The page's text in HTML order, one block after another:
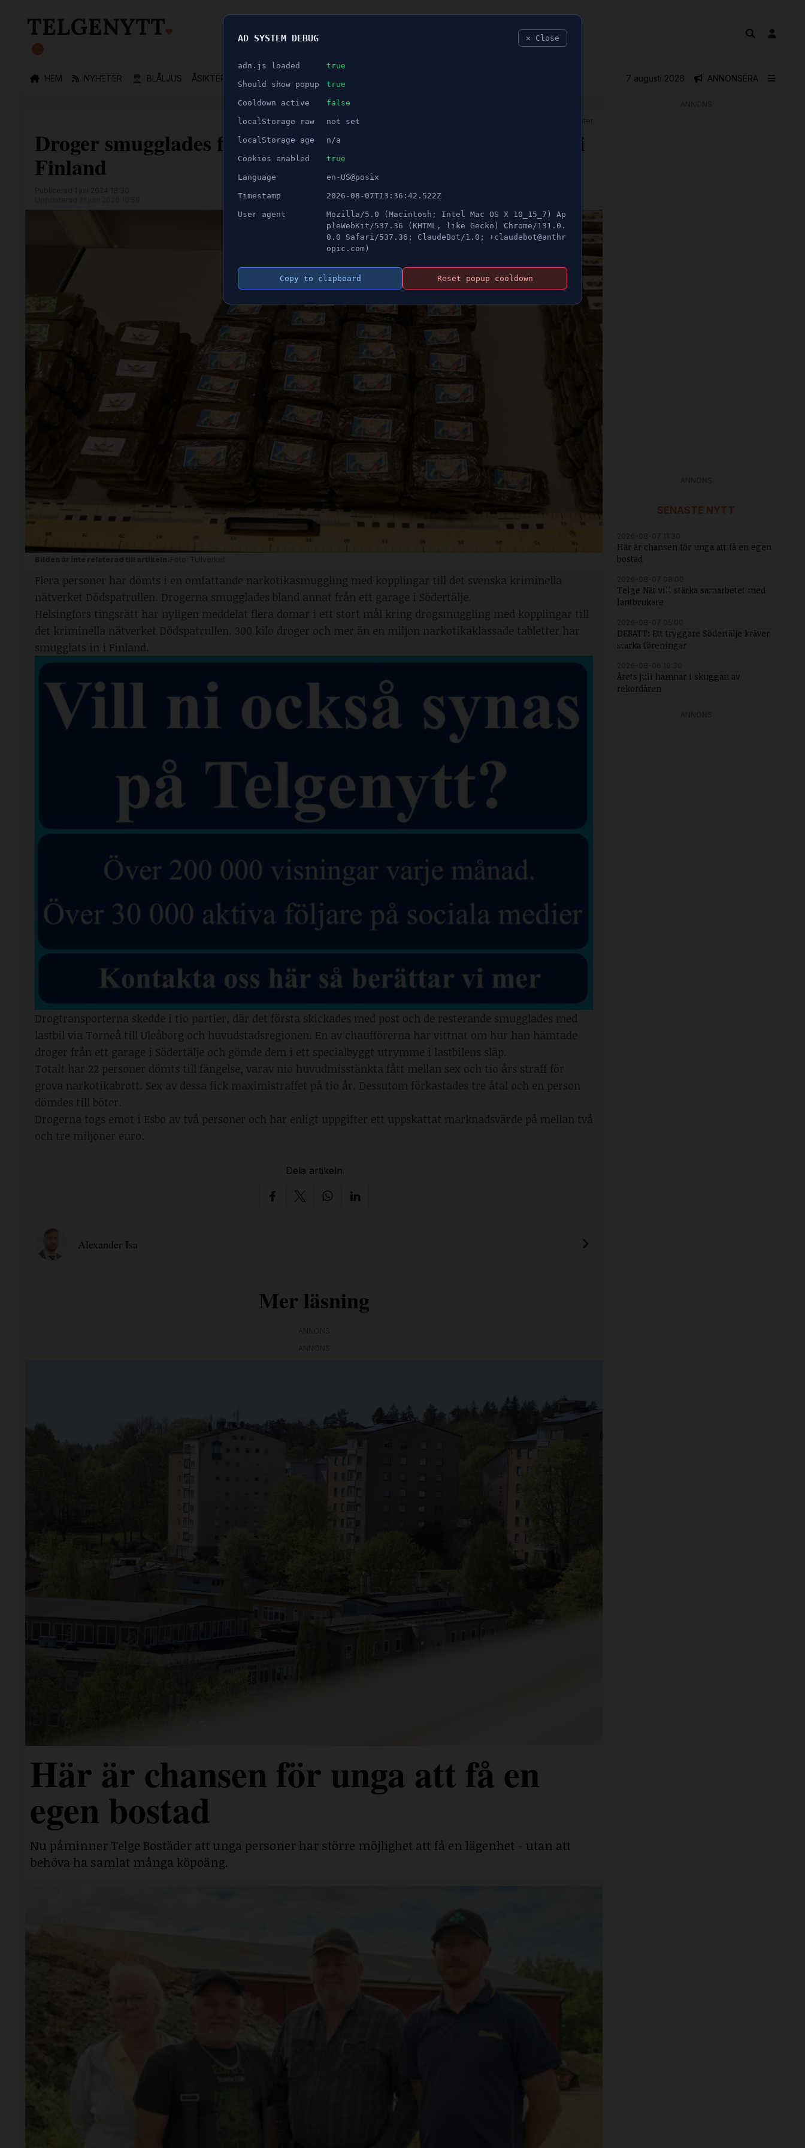
HEM NYHETER 👮🏻‍♂️ BLÅLJUS ÅSIKTER SPORT NÖJE ANNONSERA
7 augusti 2026
ANNONS
Droger smugglades från garage i Södertälje – Flera dömda i
Finland
Flera personer har dömts i en omfattande narkotikasmuggling med kopplingar till det svenska kriminella
nätverket Dödspatrullen. Drogerna smugglades bland annat från ett garage i Södertälje.
Helsingfors tingsrätt har nyligen meddelat flera domar i ett stort mål kring drogsmuggling med kopplingar till
det kriminella nätverket Dödspatrullen. 300 kilo droger och mer än en miljon narkotikaklassade tabletter har
smugglats in i Finland.
Drogtransporterna skedde i tio partier, där det första skickades med post och de resterande smugglades med
lastbil via Torneå till Uleåborg och huvudstadsregionen. En av chaufförerna har vittnat om hur han hämtade
droger från ett garage i Södertälje och gömde dem i ett specialbyggt utrymme i lastbilens släp.
Totalt har 22 personer dömts till fängelse, varav nio huvudmisstänkta fått mellan sex och tio års straff för
grova narkotikabrott. Sex av dessa fick maximistraffet på tio år. Dessutom förkastades tre åtal och en person
dömdes till böter.
Drogerna togs emot i Esbo av två personer och har enligt uppgifter ett uppskattat marknadsvärde på mellan två
och tre miljoner euro.
Dela artikeln
Alexander Isa
Mer läsning
Här är chansen för unga att få en
egen bostad
Nu påminner Telge Bostäder att unga personer har större möjlighet att få en lägenhet - utan att
behöva ha samlat många köpoäng.
SENASTE NYTT
Här är chansen för unga att få en egen
bostad
Telge Nät vill stärka samarbetet med
lantbrukare
DEBATT: Ett tryggare Södertälje kräver
starka föreningar
Årets juli hamnar i skuggan av
rekordåren
AD SYSTEM DEBUG ✕ Close
adn.js loaded true
Should show popup true
Cooldown active false
localStorage raw not set
localStorage age n/a
Cookies enabled true
Language en-US@posix
Timestamp 2026-08-07T13:36:42.522Z
User agent
Mozilla/5.0 (Macintosh; Intel Mac OS X 10_15_7) Ap
pleWebKit/537.36 (KHTML, like Gecko) Chrome/131.0.
0.0 Safari/537.36; ClaudeBot/1.0; +claudebot@anthr
opic.com)
Copy to clipboard Reset popup cooldown